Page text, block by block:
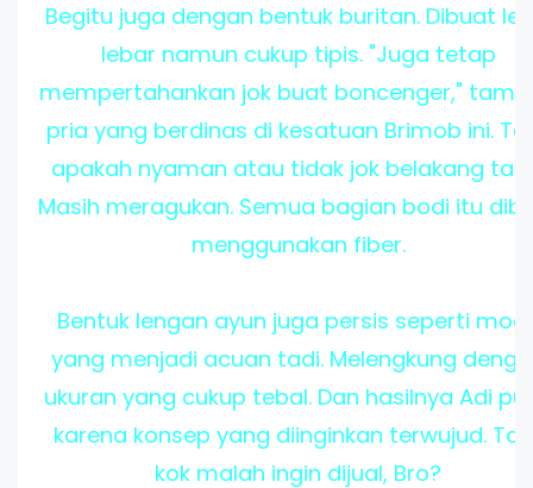
Begitu juga dengan bentuk buritan. Dibuat
lebar namun cukup tipis. "Juga tetap
mempertahankan jok buat boncenger,"
pria yang berdinas di kesatuan Brimob ini.
apakah nyaman atau tidak jok belakang
Masih meragukan. Semua bagian bodi itu
menggunakan fiber.
Bentuk lengan ayun juga persis seperti
yang menjadi acuan tadi. Melengkung
ukuran yang cukup tebal. Dan hasilnya Adi
karena konsep yang diinginkan terwujud.
kok malah ingin dijual, Bro?